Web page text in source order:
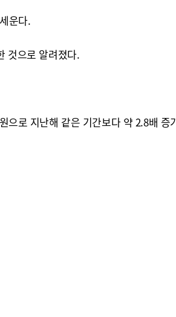
운다.
것으로 알려졌다.
으로 지난해 같은 기간보다 약 2.8배 증